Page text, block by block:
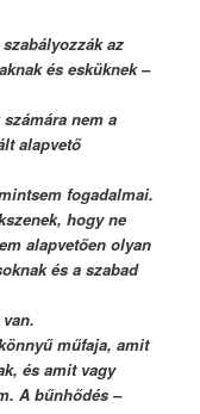
az
és esküknek –
nem a
alapvető
fogadalmai.
hogy ne
alapvetően olyan
és a szabad
műfaja, amit
és amit vagy
A bűnhődés –